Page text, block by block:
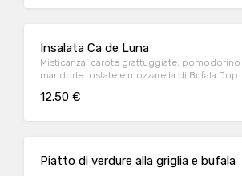
Insalata Ca de Luna
Misticanza, carote grattuggiate,
mandorle tostate e mozzarella di Bufala Dop
12.50 €
Piatto di verdure alla griglia e bufala